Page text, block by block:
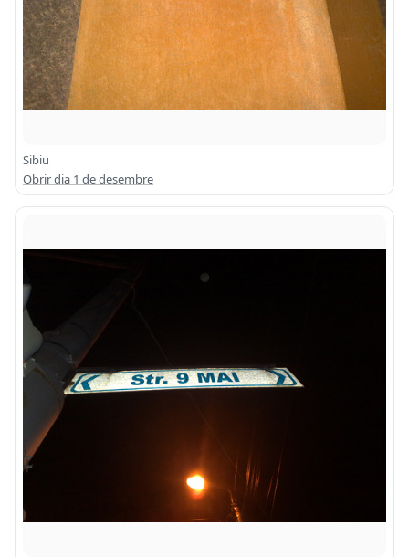
Sibiu
Obrir dia 1 de desembre